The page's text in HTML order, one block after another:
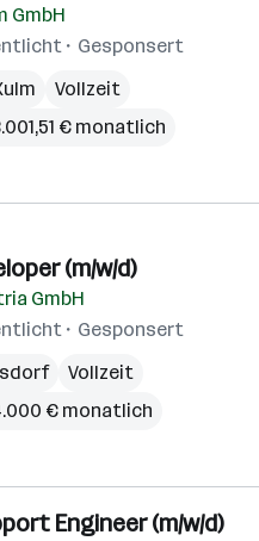
GmbH
Gesponsert
Vollzeit
€ monatlich
(m/w/d)
GmbH
Gesponsert
Vollzeit
€ monatlich
Engineer (m/w/d)